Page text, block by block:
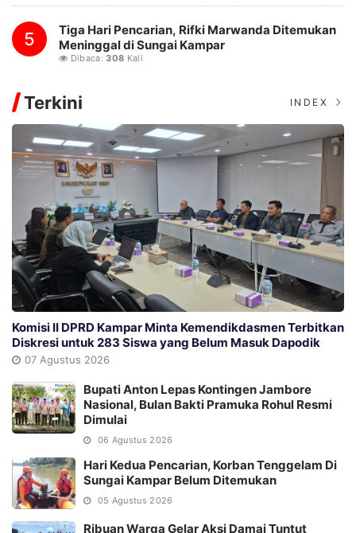
5
Tiga Hari Pencarian, Rifki Marwanda Ditemukan
Meninggal di Sungai Kampar
Dibaca:308 Kali
Terkini INDEX
Komisi II DPRD Kampar Minta Kemendikdasmen Terbitkan
Diskresi untuk 283 Siswa yang Belum Masuk Dapodik
07 Agustus 2026
Bupati Anton Lepas Kontingen Jambore
Nasional, Bulan Bakti Pramuka Rohul Resmi
Dimulai
06 Agustus 2026
Hari Kedua Pencarian, Korban Tenggelam Di
Sungai Kampar Belum Ditemukan
05 Agustus 2026
Ribuan Warga Gelar Aksi Damai Tuntut